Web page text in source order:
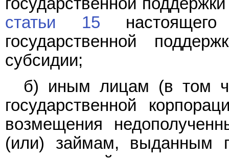
государственной
статьи 15
государственной
субсидии;
б) иным лицам (в том
государственной
возмещения
(или) займам, выданным